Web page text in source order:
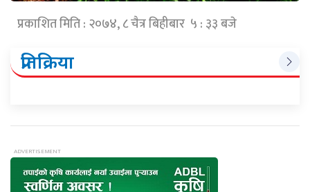
प्रकाशित मिति : २०७४, ८ चैत्र बिहीबार ५ : ३३ बजे
प्रतिक्रिया